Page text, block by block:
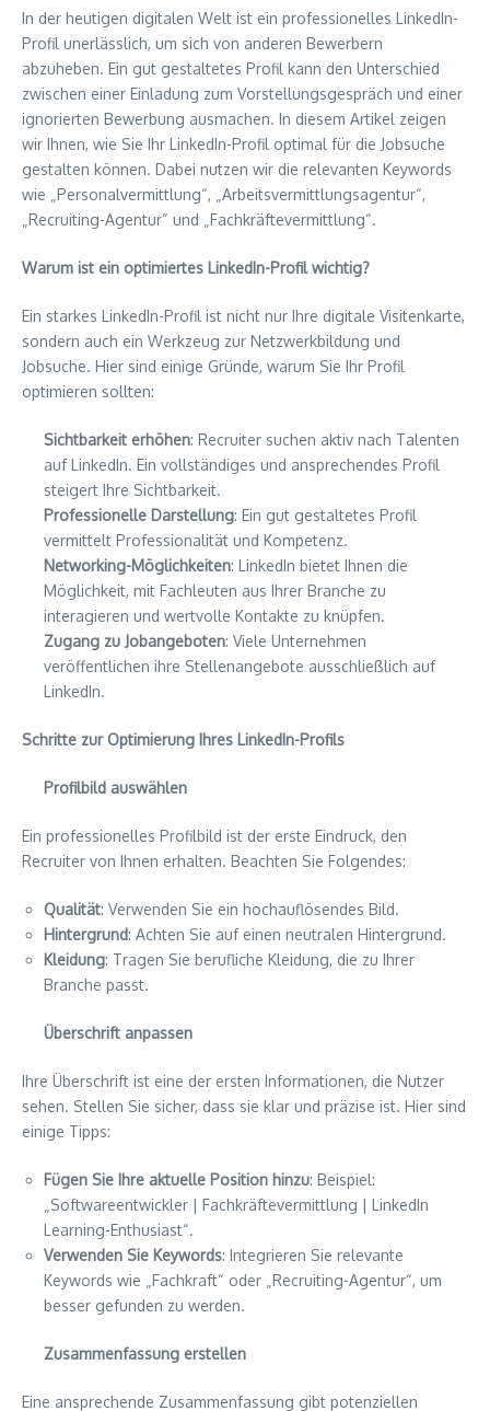
In der heutigen digitalen Welt ist ein professionelles LinkedIn-
Profil unerlässlich, um sich von anderen Bewerbern
abzuheben. Ein gut gestaltetes Profil kann den Unterschied
zwischen einer Einladung zum Vorstellungsgespräch und einer
ignorierten Bewerbung ausmachen. In diesem Artikel zeigen
wir Ihnen, wie Sie Ihr LinkedIn-Profil optimal für die Jobsuche
gestalten können. Dabei nutzen wir die relevanten Keywords
wie „Personalvermittlung“, „Arbeitsvermittlungsagentur“,
„Recruiting-Agentur“ und „Fachkräftevermittlung“.
Warum ist ein optimiertes LinkedIn-Profil wichtig?
Ein starkes LinkedIn-Profil ist nicht nur Ihre digitale Visitenkarte,
sondern auch ein Werkzeug zur Netzwerkbildung und
Jobsuche. Hier sind einige Gründe, warum Sie Ihr Profil
optimieren sollten:
Sichtbarkeit erhöhen: Recruiter suchen aktiv nach Talenten
auf LinkedIn. Ein vollständiges und ansprechendes Profil
steigert Ihre Sichtbarkeit.
Professionelle Darstellung: Ein gut gestaltetes Profil
vermittelt Professionalität und Kompetenz.
Networking-Möglichkeiten: LinkedIn bietet Ihnen die
Möglichkeit, mit Fachleuten aus Ihrer Branche zu
interagieren und wertvolle Kontakte zu knüpfen.
Zugang zu Jobangeboten: Viele Unternehmen
veröffentlichen ihre Stellenangebote ausschließlich auf
LinkedIn.
Schritte zur Optimierung Ihres LinkedIn-Profils
Profilbild auswählen
Ein professionelles Profilbild ist der erste Eindruck, den
Recruiter von Ihnen erhalten. Beachten Sie Folgendes:
Qualität: Verwenden Sie ein hochauflösendes Bild.
Hintergrund: Achten Sie auf einen neutralen Hintergrund.
Kleidung: Tragen Sie berufliche Kleidung, die zu Ihrer
Branche passt.
Überschrift anpassen
Ihre Überschrift ist eine der ersten Informationen, die Nutzer
sehen. Stellen Sie sicher, dass sie klar und präzise ist. Hier sind
einige Tipps:
Fügen Sie Ihre aktuelle Position hinzu: Beispiel:
„Softwareentwickler | Fachkräftevermittlung | LinkedIn
Learning-Enthusiast“.
Verwenden Sie Keywords: Integrieren Sie relevante
Keywords wie „Fachkraft“ oder „Recruiting-Agentur“, um
besser gefunden zu werden.
Zusammenfassung erstellen
Eine ansprechende Zusammenfassung gibt potenziellen